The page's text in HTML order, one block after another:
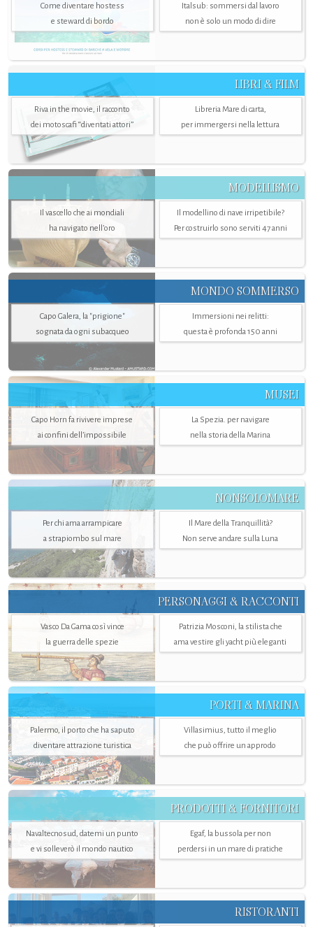
Come diventare hostess
e steward di bordo
Italsub: sommersi dal lavoro
non è solo un modo di dire
LIBRI & FILM
Riva in the movie, il racconto
dei motoscafi “diventati attori”
Libreria Mare di carta,
per immergersi nella lettura
MODELLISMO
Il vascello che ai mondiali
ha navigato nell’oro
Il modellino di nave irripetibile?
Per costruirlo sono serviti 47 anni
MONDO SOMMERSO
Capo Galera, la "prigione"
sognata da ogni subacqueo
Immersioni nei relitti:
questa è profonda 150 anni
MUSEI
Capo Horn fa rivivere imprese
ai confini dell’impossibile
La Spezia. per navigare
nella storia della Marina
NONSOLOMARE
Per chi ama arrampicare
a strapiombo sul mare
Il Mare della Tranquillità?
Non serve andare sulla Luna
PERSONAGGI & RACCONTI
Vasco Da Gama così vince
la guerra delle spezie
Patrizia Mosconi, la stilista che
ama vestire gli yacht più eleganti
PORTI & MARINA
Palermo, il porto che ha saputo
diventare attrazione turistica
Villasimius, tutto il meglio
che può offrire un approdo
PRODOTTI & FORNITORI
Navaltecnosud, datemi un punto
e vi solleverò il mondo nautico
Egaf, la bussola per non
perdersi in un mare di pratiche
RISTORANTI